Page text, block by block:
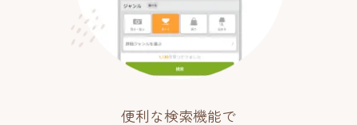
便利な検索機能で